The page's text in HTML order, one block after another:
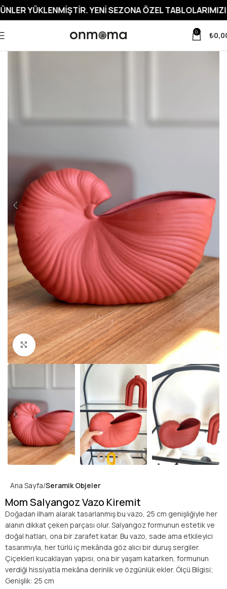
YENI SEZONA ÖZEL TABLOLARIMIZI
0 ₺
Click to enlarge
Ana Sayfa Seramik Objeler
Mom Salyangoz Vazo Kiremit
Doğadan ilham alarak tasarlanmış bu vazo, 25 cm genişliğiyle her
alanın dikkat çeken parçası olur. Salyangoz formunun estetik ve
doğal hatları, ona bir zarafet katar. Bu vazo, sade ama etkileyici
tasarımıyla, her türlü iç mekânda göz alıcı bir duruş sergiler.
Çiçekleri kucaklayan yapısı, ona bir yaşam katarken, formunun
verdiği hissiyatla mekâna derinlik ve özgünlük ekler. Ölçü Bilgisi;
Genişlik: 25 cm